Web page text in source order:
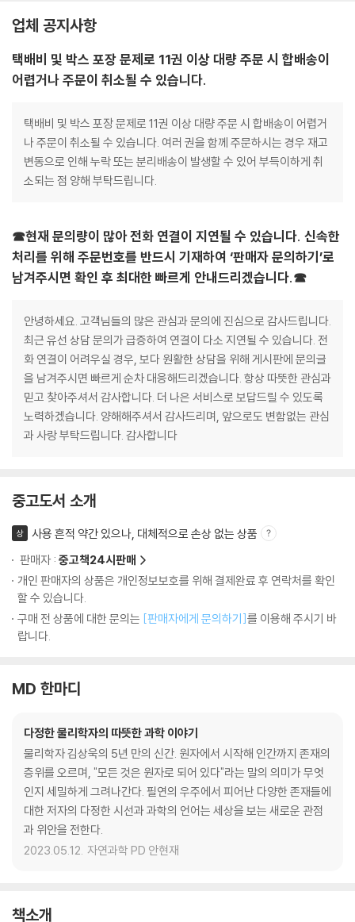
업체 공지사항
택배비 및 박스 포장 문제로 11권 이상 대량 주문 시 합배송이
어렵거나 주문이 취소될 수 있습니다.
택배비 및 박스 포장 문제로 11권 이상 대량 주문 시 합배송이 어렵거
나 주문이 취소될 수 있습니다. 여러 권을 함께 주문하시는 경우 재고
변동으로 인해 누락 또는 분리배송이 발생할 수 있어 부득이하게 취
소되는 점 양해 부탁드립니다.
☎현재 문의량이 많아 전화 연결이 지연될 수 있습니다. 신속한
처리를 위해 주문번호를 반드시 기재하여 ‘판매자 문의하기’로
남겨주시면 확인 후 최대한 빠르게 안내드리겠습니다.☎
안녕하세요. 고객님들의 많은 관심과 문의에 진심으로 감사드립니다.
최근 유선 상담 문의가 급증하여 연결이 다소 지연될 수 있습니다. 전
화 연결이 어려우실 경우, 보다 원활한 상담을 위해 게시판에 문의글
을 남겨주시면 빠르게 순차 대응해드리겠습니다. 항상 따뜻한 관심과
믿고 찾아주셔서 감사합니다. 더 나은 서비스로 보답드릴 수 있도록
노력하겠습니다. 양해해주셔서 감사드리며, 앞으로도 변함없는 관심
과 사랑 부탁드립니다. 감사합니다
중고도서 소개
상
사용 흔적 약간 있으나, 대체적으로 손상 없는 상품
판매자 : 중고책24시판매
개인 판매자의 상품은 개인정보보호를 위해 결제완료 후 연락처를 확인
할 수 있습니다.
구매 전 상품에 대한 문의는 [판매자에게 문의하기]를 이용해 주시기 바
랍니다.
MD 한마디
다정한 물리학자의 따뜻한 과학 이야기
물리학자 김상욱의 5년 만의 신간. 원자에서 시작해 인간까지 존재의
층위를 오르며, "모든 것은 원자로 되어 있다"라는 말의 의미가 무엇
인지 세밀하게 그려나간다. 필연의 우주에서 피어난 다양한 존재들에
대한 저자의 다정한 시선과 과학의 언어는 세상을 보는 새로운 관점
과 위안을 전한다.
2023.05.12. 자연과학 PD 안현재
책소개